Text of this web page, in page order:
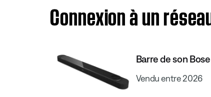
Connexion à un
Barre de son
Vendu entre 2026